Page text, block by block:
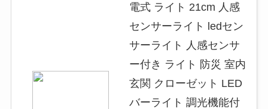
電式 ライト 21cm 人感
センサーライト ledセン
サーライト 人感センサ
ー付き ライト 防災 室内
玄関 クローゼット LED
バーライト 調光機能付